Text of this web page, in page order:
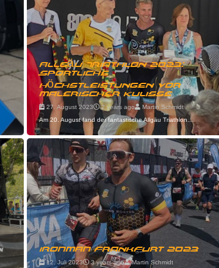
Allgäu Triathlon 2023:
Sportliche
Höchstleistungen vor
malerischer Kulisse
27. August 2023 2 years ago
Martin Schmidt
Am 20. August fand der fantastische Allgäu Triathlon...
IRONMAN Frankfurt 2023
12. Juli 2023 3 years ago
Martin Schmidt